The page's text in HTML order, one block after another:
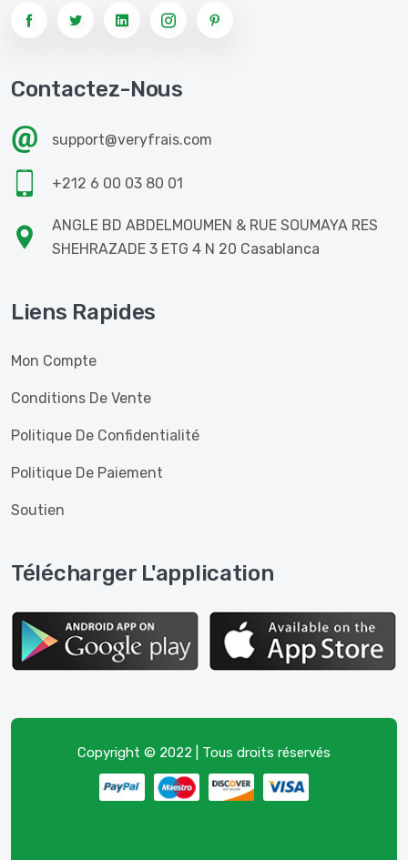
Contactez-Nous
support@veryfrais.com
+212 6 00 03 80 01
ANGLE BD ABDELMOUMEN & RUE SOUMAYA RES
SHEHRAZADE 3 ETG 4 N 20 Casablanca
Liens Rapides
Mon Compte
Conditions De Vente
Politique De Confidentialité
Politique De Paiement
Soutien
Télécharger L'application
Copyright © 2022 | Tous droits réservés